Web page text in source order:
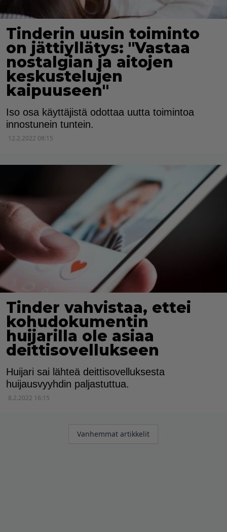
Tinderin uusin toiminto
on jättiyllätys: "Vastaa
nostalgian ja aitojen
keskustelujen
kaipuuseen"
Iso osa käyttäjistä odottaa uutta toimintoa
innostunein tuntein.
12.2.2022 08:15
Tinder vahvistaa, ettei
kohudokumentin
huijarilla ole asiaa
deittisovellukseen
Huijari sai lähteä deittisovelluksesta
huijausvyyhdin paljastuttua.
8.2.2022 16:15
Artikkelien
Vanhemmat artikkelit